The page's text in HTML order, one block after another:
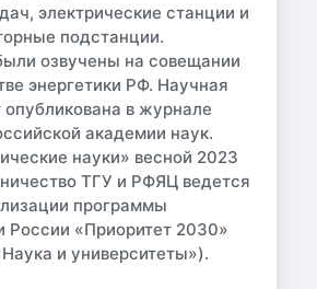
электрические станции и
подстанции.
озвучены на совещании
энергетики РФ. Научная
опубликована в журнале
академии наук.
науки» весной 2023
ТГУ и РФЯЦ ведется
программы
России «Приоритет 2030»
и университеты»).